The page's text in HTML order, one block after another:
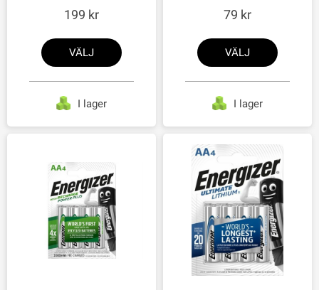
199
VÄLJ
I lager
79
VÄLJ
I lager